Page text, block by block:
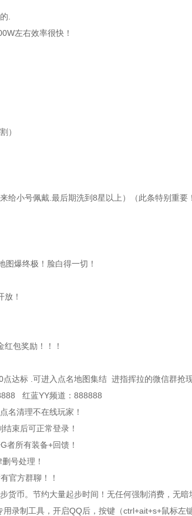
.
左右效率很快！
）
给小号佩戴.最后期洗到8星以上）（此条特别重要
爆终极！脸白得一切！
！
包奖励！！！
达标 .可进入点名地图集结 进指挥拉的微信群抢
红蓝YY频道：888888
名清理不在线玩家！
束后可正常登录！
者所有装备+回馈！
号处理！
官方群聊！！
货币。节约大量起步时间！无任何强制消费，无
录制工具，开启QQ后，按键（ctrl+ait+s+鼠标左